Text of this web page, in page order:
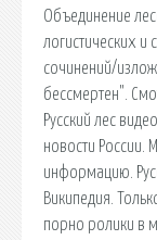
Объединение
логистических
сочинений/
бессмертен".
Русский лес
новости России.
информацию.
Википедия.
порно ролики в